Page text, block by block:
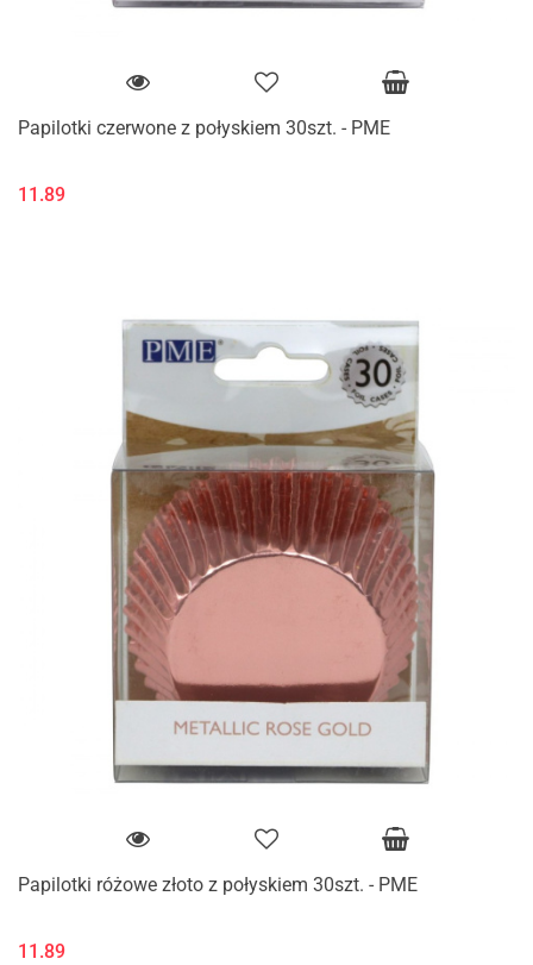
Papilotki czerwone z połyskiem 30szt. - PME
11.89
Papilotki różowe złoto z połyskiem 30szt. - PME
11.89